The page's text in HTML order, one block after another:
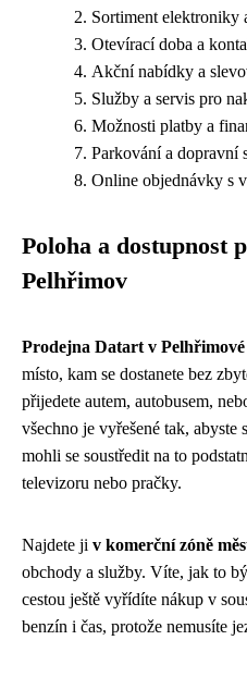
Sortiment elektroniky
Otevírací doba a
Akční nabídky a
Služby a servis pro
Možnosti platby a
Parkování a dopravní
Online objednávky s
Poloha a dostupnost
Pelhřimov
Prodejna Datart v Pelhřimové
místo, kam se dostanete bez
přijedete autem, autobusem,
všechno je vyřešené tak, abyste
mohli se soustředit na to
televizoru nebo pračky.
Najdete ji v komerční zóně
obchody a služby. Víte, jak to
cestou ještě vyřídíte nákup v
benzín i čas, protože nemusíte